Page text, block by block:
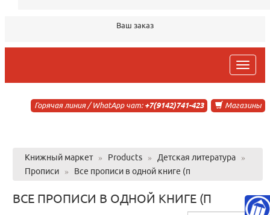
Ваш заказ
trk
Магазины
Горячая линия / WhatApp чат: +7(9142)741-423
Книжный маркет » Products » Детская литература
»
Прописи
» Все прописи в одной книге (п
ВСЕ ПРОПИСИ В ОДНОЙ КНИГЕ (П